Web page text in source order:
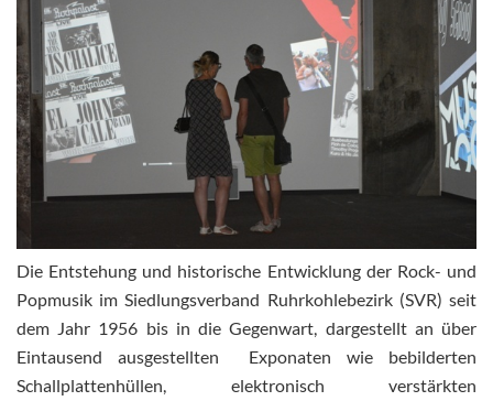
Die Entstehung und historische Entwicklung der Rock- und
Popmusik im Siedlungsverband Ruhrkohlebezirk (SVR) seit
dem Jahr 1956 bis in die Gegenwart, dargestellt an über
Eintausend ausgestellten Exponaten wie bebilderten
Schallplattenhüllen, elektronisch verstärkten